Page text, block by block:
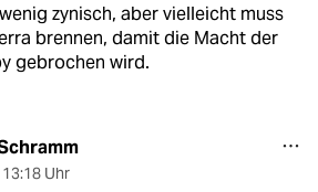
zynisch, aber vielleicht muss
brennen, damit die Macht der
gebrochen wird.
13:18 Uhr